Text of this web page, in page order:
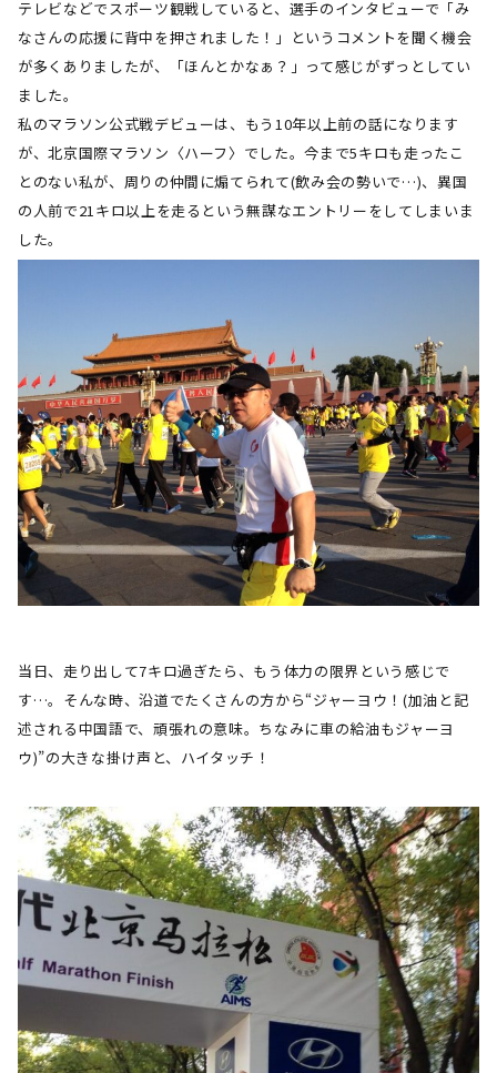
テレビなどでスポーツ観戦していると、選手のインタビューで「み
なさんの応援に背中を押されました！」というコメントを聞く機会
が多くありましたが、「ほんとかなぁ？」って感じがずっとしてい
ました。
私のマラソン公式戦デビューは、もう 10年以上前の話になります
が、北京国際マラソン〈ハーフ〉でした。今まで5キロも走ったこ
とのない私が、周りの仲間に煽てられて(飲み会の勢いで…)、異国
の人前で21 キロ以上を走るという無謀なエントリーをしてしまいま
した。
当日、走り出して7キロ過ぎたら、もう体力の限界という感じで
す…。そんな時、沿道でたくさんの方から“ジャーヨウ！ (加油と記
述される中国語で、頑張れの意味。ちなみに車の給油もジャーヨ
ウ)”の大きな掛け声と、ハイタッチ！